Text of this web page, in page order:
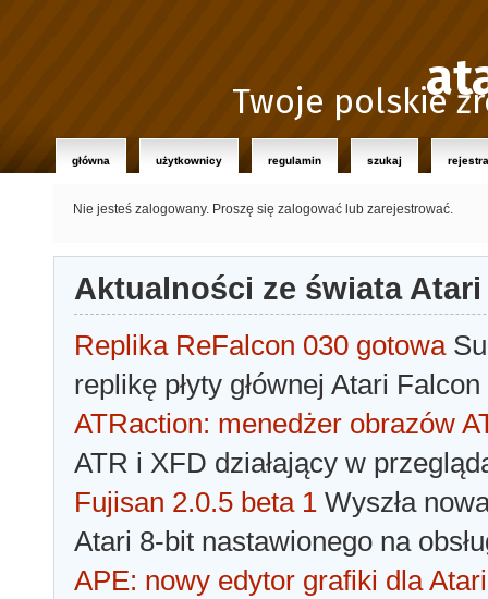
Twoje polskie
główna użytkownicy regulamin szukaj
Nie jesteś zalogowany. Proszę się zalogować lub zarejestrować.
Aktualności ze świata Atari
Replika ReFalcon 030 gotowa
replikę płyty głównej Atari
ATRaction: menedżer obrazów
ATR i XFD działający w
Fujisan 2.0.5 beta 1 Wyszła
Atari 8-bit nastawionego na
APE: nowy edytor grafiki dla Atari